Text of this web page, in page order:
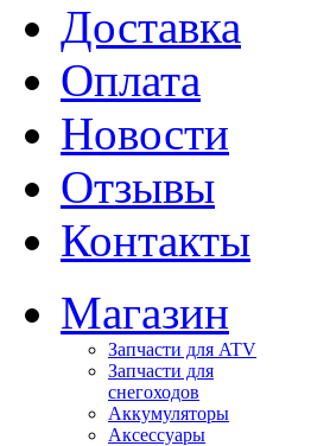
Доставка
Оплата
Новости
Отзывы
Контакты
Магазин
Запчасти для ATV
Запчасти для
снегоходов
Аккумуляторы
Аксессуары